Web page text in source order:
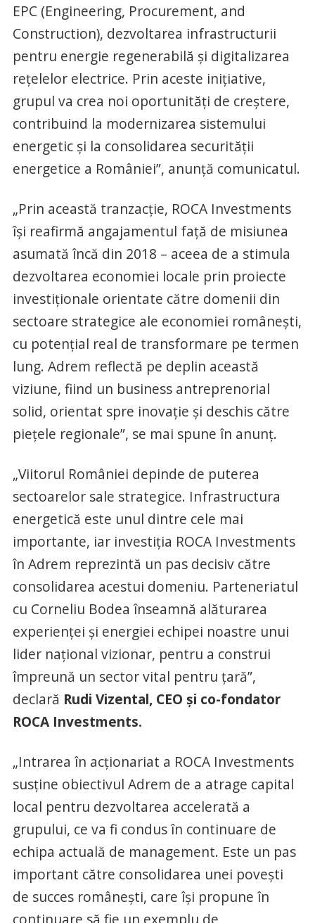
EPC (Engineering, Procurement, and
Construction), dezvoltarea infrastructurii
pentru energie regenerabilă și digitalizarea
rețelelor electrice. Prin aceste inițiative,
grupul va crea noi oportunități de creștere,
contribuind la modernizarea sistemului
energetic și la consolidarea securității
energetice a României”, anunță comunicatul.
„Prin această tranzacție, ROCA Investments
își reafirmă angajamentul față de misiunea
asumată încă din 2018 – aceea de a stimula
dezvoltarea economiei locale prin proiecte
investiționale orientate către domenii din
sectoare strategice ale economiei românești,
cu potențial real de transformare pe termen
lung. Adrem reflectă pe deplin această
viziune, fiind un business antreprenorial
solid, orientat spre inovație și deschis către
piețele regionale”, se mai spune în anunț.
„Viitorul României depinde de puterea
sectoarelor sale strategice. Infrastructura
energetică este unul dintre cele mai
importante, iar investiția ROCA Investments
în Adrem reprezintă un pas decisiv către
consolidarea acestui domeniu. Parteneriatul
cu Corneliu Bodea înseamnă alăturarea
experienței și energiei echipei noastre unui
lider național vizionar, pentru a construi
împreună un sector vital pentru țară”,
declară Rudi Vizental, CEO și co-fondator
ROCA Investments.
„Intrarea în acționariat a ROCA Investments
susține obiectivul Adrem de a atrage capital
local pentru dezvoltarea accelerată a
grupului, ce va fi condus în continuare de
echipa actuală de management. Este un pas
important către consolidarea unei povești
de succes românești, care își propune în
continuare să fie un exemplu de